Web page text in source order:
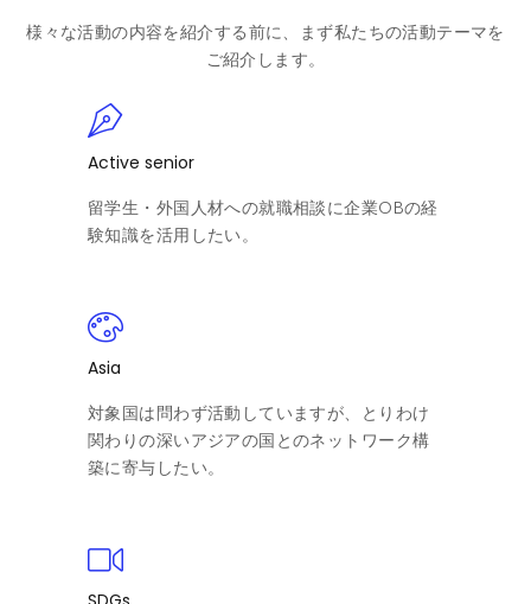
様々な活動の内容を紹介する前に、まず私たちの活動テーマを
ご紹介します。
Active senior
留学生・外国人材への就職相談に企業OBの経
験知識を活用したい。
Asia
対象国は問わず活動していますが、とりわけ
関わりの深いアジアの国とのネットワーク構
築に寄与したい。